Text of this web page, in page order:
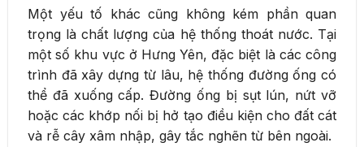
Một yếu tố khác cũng không kém phần quan
trọng là chất lượng của hệ thống thoát nước. Tại
một số khu vực ở Hưng Yên, đặc biệt là các công
trình đã xây dựng từ lâu, hệ thống đường ống có
thể đã xuống cấp. Đường ống bị sụt lún, nứt vỡ
hoặc các khớp nối bị hở tạo điều kiện cho đất cát
và rễ cây xâm nhập, gây tắc nghẽn từ bên ngoài.